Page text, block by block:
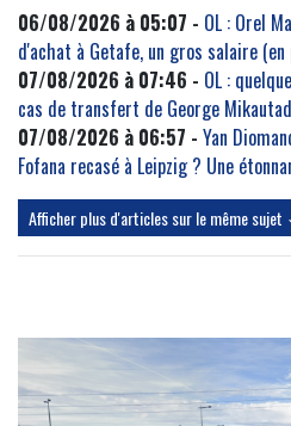
06/08/2026 à 05:07 - OL : Orel
d'achat à Getafe, un gros salaire
07/08/2026 à 07:46 - OL :
cas de transfert de George
07/08/2026 à 06:57 - Yan
Fofana recasé à Leipzig ? Une
Afficher plus d'articles sur le même